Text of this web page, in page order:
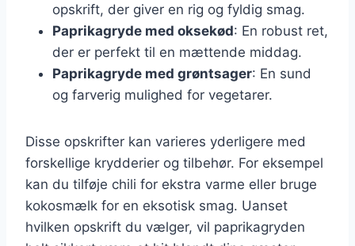
opskrift, der giver en rig og fyldig smag.
Paprikagryde med oksekød: En robust ret,
der er perfekt til en mættende middag.
Paprikagryde med grøntsager: En sund
og farverig mulighed for vegetarer.
Disse opskrifter kan varieres yderligere med
forskellige krydderier og tilbehør. For eksempel
kan du tilføje chili for ekstra varme eller bruge
kokosmælk for en eksotisk smag. Uanset
hvilken opskrift du vælger, vil paprikagryden